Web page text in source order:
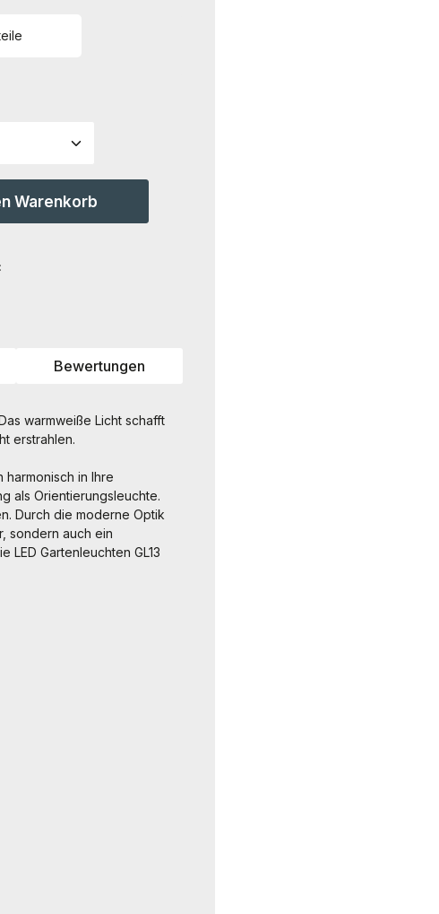
Anzahl: Gib den gewünschten Wert ein
Warenkorb
Bewertungen
warmweiße Licht schafft
erstrahlen.
harmonisch in Ihre
als Orientierungsleuchte.
Durch die moderne Optik
sondern auch ein
LED Gartenleuchten GL13